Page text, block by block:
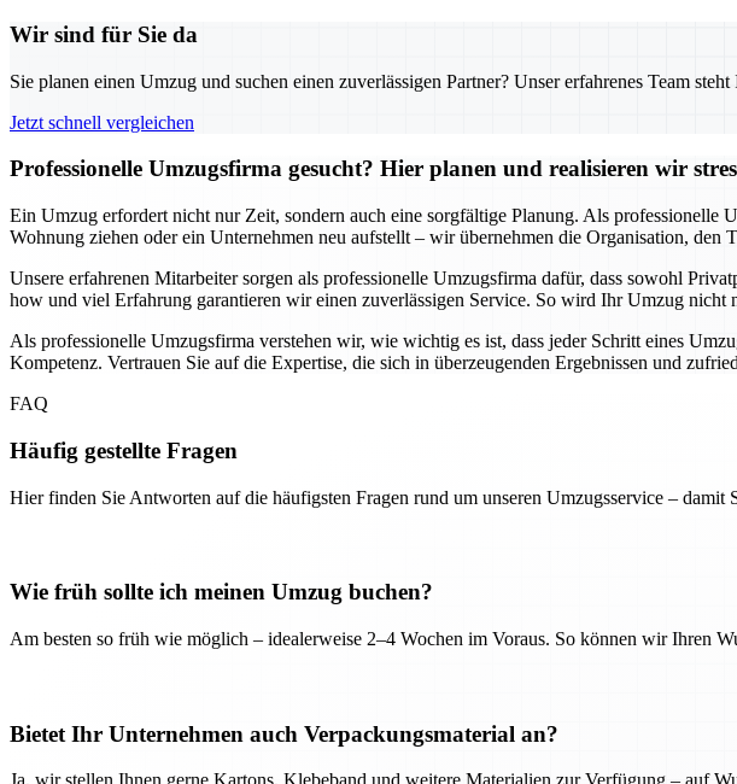
Wir sind für Sie da
Sie planen einen Umzug und suchen einen zuverlässigen Partner? Unser erfahrenes Team
Jetzt schnell vergleichen
Professionelle Umzugsfirma gesucht? Hier planen und realisieren wir
Ein Umzug erfordert nicht nur Zeit, sondern auch eine sorgfältige Planung. Als professionelle
Wohnung ziehen oder ein Unternehmen neu aufstellt – wir übernehmen die Organisation,
Unsere erfahrenen Mitarbeiter sorgen als professionelle Umzugsfirma dafür, dass sowohl
how und viel Erfahrung garantieren wir einen zuverlässigen Service. So wird Ihr Umzug nicht
Als professionelle Umzugsfirma verstehen wir, wie wichtig es ist, dass jeder Schritt eines
Kompetenz. Vertrauen Sie auf die Expertise, die sich in überzeugenden Ergebnissen und
FAQ
Häufig gestellte Fragen
Hier finden Sie Antworten auf die häufigsten Fragen rund um unseren Umzugsservice – damit
Wie früh sollte ich meinen Umzug buchen?
Am besten so früh wie möglich – idealerweise 2–4 Wochen im Voraus. So können wir Ihren
Bietet Ihr Unternehmen auch Verpackungsmaterial an?